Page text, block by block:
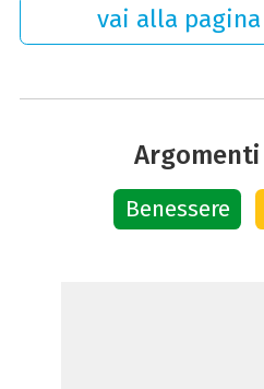
vai alla
Benessere